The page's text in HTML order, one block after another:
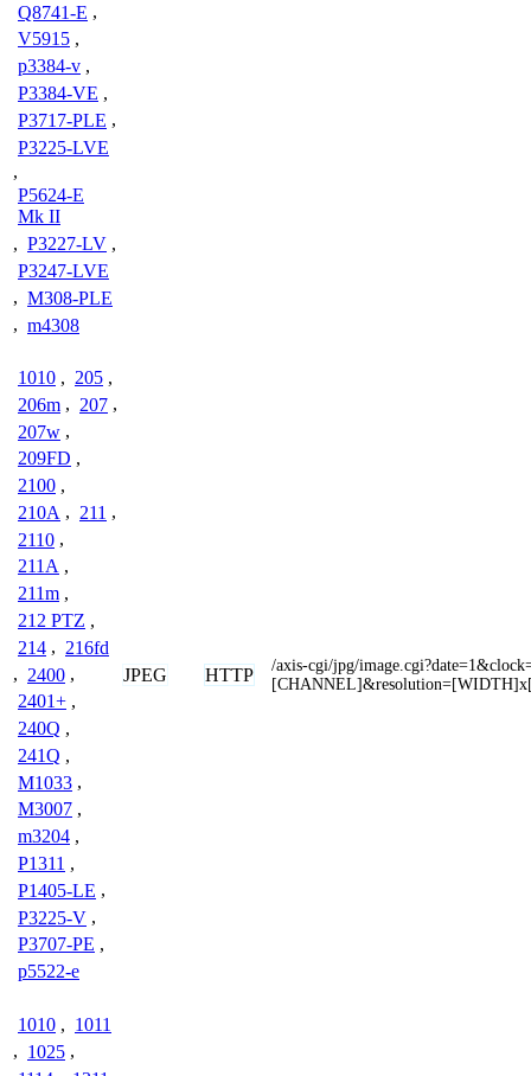
Q8741-E ,
V5915 ,
p3384-v ,
P3384-VE ,
P3717-PLE ,
P3225-LVE
,
P5624-E
Mk II
, P3227-LV ,
P3247-LVE
, M308-PLE
, m4308
1010 , 205 ,
206m , 207 ,
207w ,
209FD ,
2100 ,
210A , 211 ,
2110 ,
211A ,
211m ,
212 PTZ ,
214 , 216fd
, 2400 ,
2401+ ,
240Q ,
241Q ,
M1033 ,
M3007 ,
m3204 ,
P1311 ,
P1405-LE ,
P3225-V ,
P3707-PE ,
p5522-e
JPEG HTTP
/axis-cgi/jpg/
1010 , 1011
, 1025 ,